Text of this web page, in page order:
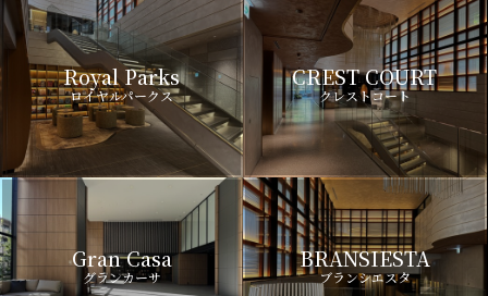
Royal Parks
ロイヤルパークス
CREST COURT
クレストコート
Gran Casa
グランカーサ
BRANSIESTA
ブランシエスタ